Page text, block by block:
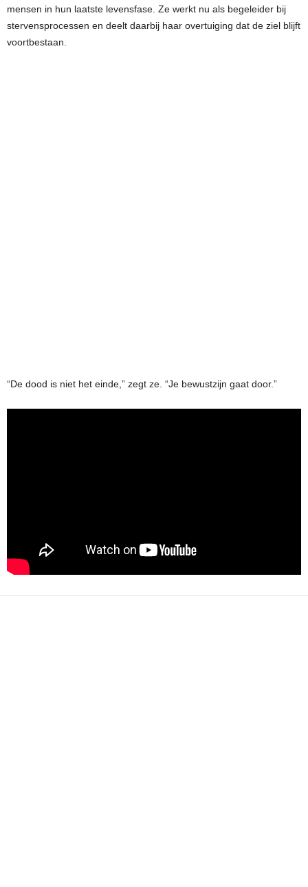
mensen in hun laatste levensfase. Ze werkt nu als begeleider bij
stervensprocessen en deelt daarbij haar overtuiging dat de ziel blijft
voortbestaan.
“De dood is niet het einde,” zegt ze. “Je bewustzijn gaat door.”